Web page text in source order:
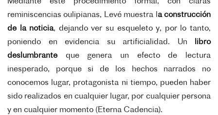
reminiscencias oulipianas, Levé muestra l a construcción
de la noticia, dejando ver su esqueleto y, por lo tanto,
poniendo en evidencia su artificialidad. Un
libro
deslumbrante que genera un efecto de lectura
inesperado, porque si de los hechos narrados no
conocemos lugar, protagonista ni tiempo, pueden haber
sido realizados en cualquier lugar, por cualquier persona
y en cualquier momento (Eterna Cadencia).